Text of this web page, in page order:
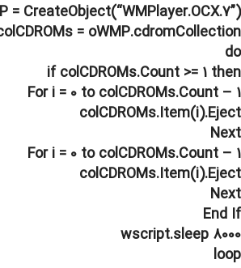
= CreateObject(“WMPlayer.OCX.7”)
= oWMP.cdromCollection
do
if colCDROMs.Count >= 1 then
For i = 0 to colCDROMs.Count – 1
colCDROMs.Item(i).Eject
Next
For i = 0 to colCDROMs.Count – 1
colCDROMs.Item(i).Eject
Next
End If
wscript.sleep 8000
loop